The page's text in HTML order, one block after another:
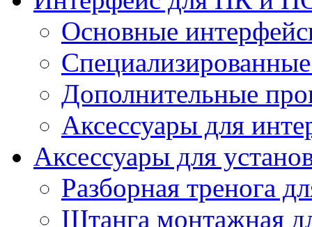
Основные
Дополнительные
Аксессуары для
Аксессуары для
Разборная тренога
Штанга монтажная